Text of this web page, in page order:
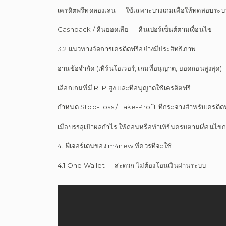
เครดิตฟรีทดลองเล่น — ใช้เฉพาะบางเกมเพื่อให้ทดสอบระ
Cashback / คืนยอดเสีย — คืนเปอร์เซ็นต์ตามเงื่อนไข
3.2 แนวทางจัดการเครดิตฟรีอย่างมีประสิทธิภาพ
อ่านข้อจำกัด (เทิร์นโอเวอร์, เกมที่อนุญาต, ยอดถอนสูงสุด)
เลือกเกมที่มี RTP สูง และที่อนุญาตใช้เครดิตฟรี
กำหนด Stop-Loss / Take-Profit ที่กระจ่างสำหรับเครดิต
เมื่อบรรลุเป้าผลกำไร ให้ถอนหรือทำเทิร์นครบตามเงื่อนไข
4. ฟีเจอร์เด่นของ m4new ที่ควรที่จะใช้
4.1 One Wallet — สะดวก ไม่ต้องโอนเงินผ่านระบบ